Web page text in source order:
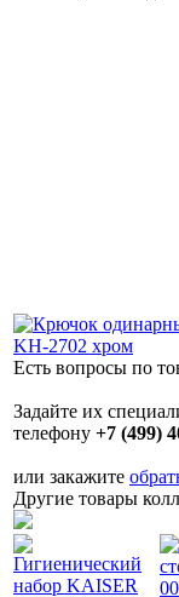
Есть вопросы по
Задайте их
телефону +7 (499)
или закажите
Другие товары